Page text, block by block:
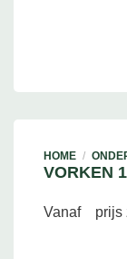
HOME /
VORKEN
Vanaf prijs